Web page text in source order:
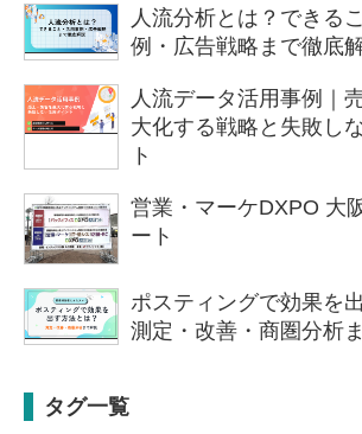
人流分析とは？できる
例・広告戦略まで徹底
人流データ活用事例｜
大化する戦略と失敗し
ト
営業・マーケDXPO 大
ート
ポスティングで効果を
測定・改善・商圏分析
タグ一覧